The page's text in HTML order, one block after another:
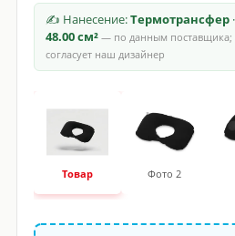
✍ Нанесение:Термотрансфер
48.00 см²— по данным поставщика;
согласует наш дизайнер
Товар Фото 2